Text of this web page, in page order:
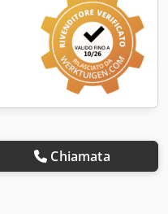
Chiamata